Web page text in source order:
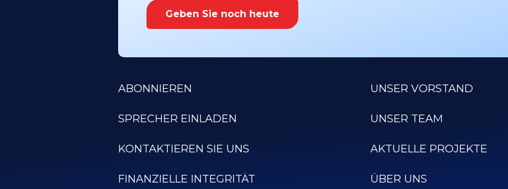
Geben Sie noch heute
ABONNIEREN
SPRECHER EINLADEN
KONTAKTIEREN SIE UNS
FINANZIELLE INTEGRITÄT
UNSER VORSTAND
UNSER TEAM
AKTUELLE PROJEKTE
ÜBER UNS